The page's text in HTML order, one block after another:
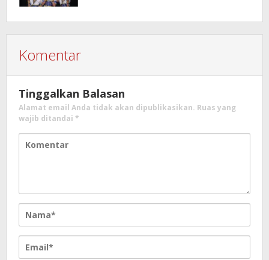
Komentar
Tinggalkan Balasan
Alamat email Anda tidak akan dipublikasikan. Ruas yang
wajib ditandai *